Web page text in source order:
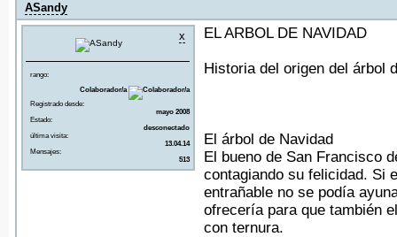
ASandy
x
rango:
Colaborador/a
Registrado desde:
mayo 2008
Estado:
desconectado
última visita:
13.04.14
Mensajes:
513
EL ARBOL DE NAVIDAD
Historia del origen del árbol
El árbol de Navidad
El bueno de San Francisco
contagiando su felicidad. Si
entrañable no se podía
ofrecería para que también
con ternura.